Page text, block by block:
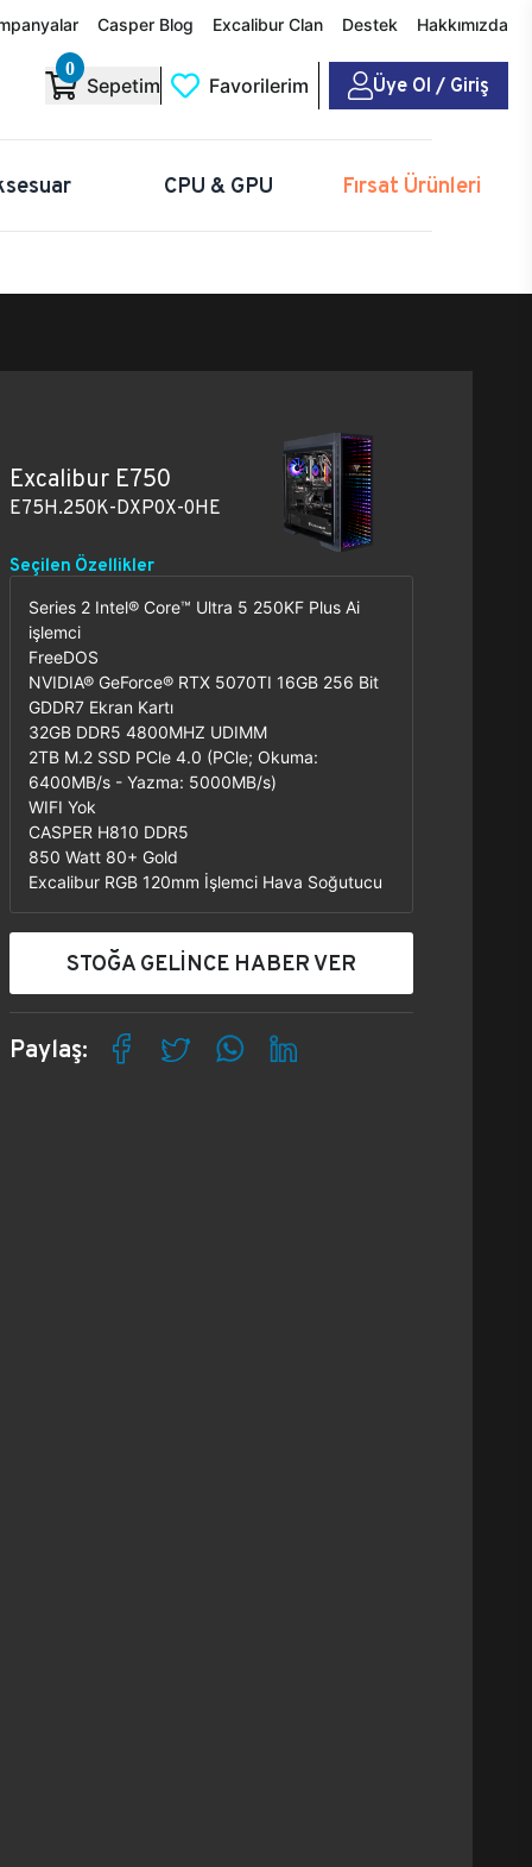
Casper Blog Excalibur Clan Destek Hakkımızda
0
Sepetim Favorilerim Üye Ol / Giriş
CPU & GPU Fırsat Ürünleri
Excalibur E750
E75H.250K-DXP0X-0HE
Seçilen Özellikler
Series 2 Intel® Core™ Ultra 5 250KF Plus Ai
işlemci
FreeDOS
NVIDIA® GeForce® RTX 5070TI 16GB 256 Bit
GDDR7 Ekran Kartı
32GB DDR5 4800MHZ UDIMM
2TB M.2 SSD PCle 4.0 (PCle; Okuma:
6400MB/s - Yazma: 5000MB/s)
WIFI Yok
CASPER H810 DDR5
850 Watt 80+ Gold
Excalibur RGB 120mm İşlemci Hava Soğutucu
STOĞA GELİNCE HABER VER
Paylaş: